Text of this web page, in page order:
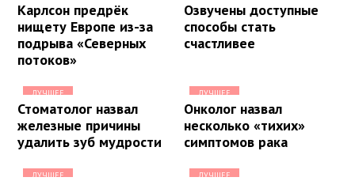
Карлсон предрёк
нищету Европе из-за
подрыва «Северных
потоков»
Озвучены доступные
способы стать
счастливее
ЛУЧШЕЕ
Стоматолог назвал
железные причины
удалить зуб мудрости
ЛУЧШЕЕ
Онколог назвал
несколько «тихих»
симптомов рака
ЛУЧШЕЕ ЛУЧШЕЕ